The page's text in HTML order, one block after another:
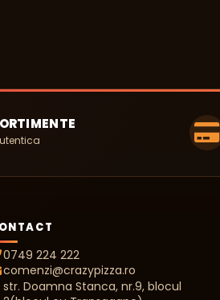
0749 224 222
comenzi@crazypizza.ro
str. Doamna Stanca, nr.9, blocul